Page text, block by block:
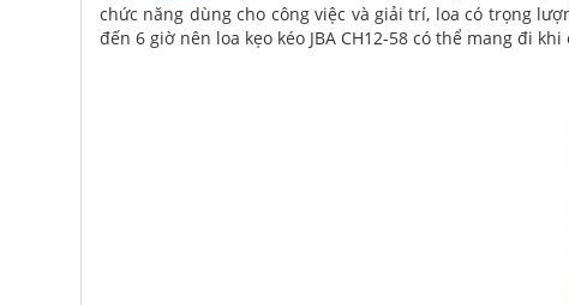
chức năng dùng cho công việc và giải trí, loa có trọng
đến 6 giờ nên loa kẹo kéo JBA CH12-58 có thể mang đi